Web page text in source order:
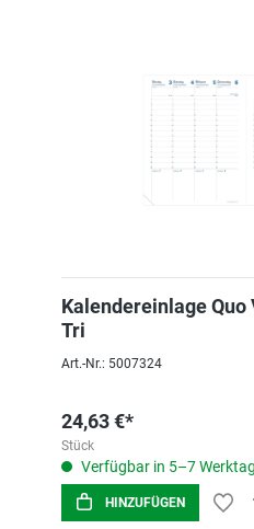
Kalendereinlage Quo
Tri
Art.-Nr.: 5007324
24,63 €*
Stück
Verfügbar in 5–7
HINZUFÜGEN